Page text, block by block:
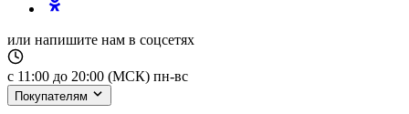
или напишите нам в соцсетях
с 11:00 до 20:00 (МСК) пн-вс
Покупателям